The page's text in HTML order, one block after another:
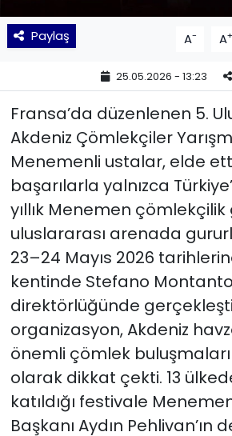
Paylaş A- A+
25.05.2026 - 13:23
Fransa’da düzenlenen 5.
Akdeniz Çömlekçiler
Menemenli ustalar, elde
başarılarla yalnızca
yıllık Menemen
uluslararası arenada
23–24 Mayıs 2026
kentinde Stefano Montanto
direktörlüğünde
organizasyon, Akdeniz
önemli çömlek
olarak dikkat çekti. 13
katıldığı festivale
Başkanı Aydın Pehlivan’ın
Yaşam
YEREL POLİTİKA
YEREL YÖNETİMLER
Yurt